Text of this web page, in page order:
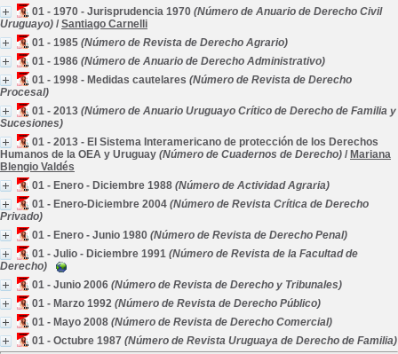
01 - 1970 - Jurisprudencia 1970 (Número de Anuario de Derecho Civil
Uruguayo) / Santiago Carnelli
01 - 1985 (Número de Revista de Derecho Agrario)
01 - 1986 (Número de Anuario de Derecho Administrativo)
01 - 1998 - Medidas cautelares (Número de Revista de Derecho
Procesal)
01 - 2013 (Número de Anuario Uruguayo Crítico de Derecho de Familia y
Sucesiones)
01 - 2013 - El Sistema Interamericano de protección de los Derechos
Humanos de la OEA y Uruguay (Número de Cuadernos de Derecho) / Mariana
Blengio Valdés
01 - Enero - Diciembre 1988 (Número de Actividad Agraria)
01 - Enero-Diciembre 2004 (Número de Revista Crítica de Derecho
Privado)
01 - Enero - Junio 1980 (Número de Revista de Derecho Penal)
01 - Julio - Diciembre 1991 (Número de Revista de la Facultad de
Derecho)
01 - Junio 2006 (Número de Revista de Derecho y Tribunales)
01 - Marzo 1992 (Número de Revista de Derecho Público)
01 - Mayo 2008 (Número de Revista de Derecho Comercial)
01 - Octubre 1987 (Número de Revista Uruguaya de Derecho de Familia)